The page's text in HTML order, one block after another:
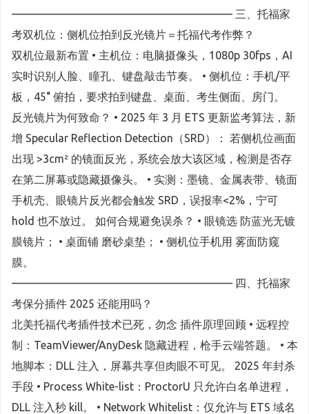
———————————————————— 三、托福家
考双机位：侧机位拍到反光镜片＝托福代考作弊？
双机位最新布置 • 主机位：电脑摄像头，1080p 30fps，AI
实时识别人脸、瞳孔、键盘敲击节奏。 • 侧机位：手机/平
板，45° 俯拍，要求拍到键盘、桌面、考生侧面、房门。
反光镜片为何致命？ • 2025 年 3 月 ETS 更新监考算法，新
增 Specular Reflection Detection（SRD）： 若侧机位画面
出现 >3cm² 的镜面反光，系统会放大该区域，检测是否存
在第二屏幕或隐藏摄像头。 • 实测：墨镜、金属表带、镜面
手机壳、眼镜片反光都会触发 SRD，误报率<2%，宁可
hold 也不放过。 如何合规避免误杀？ • 眼镜选 防蓝光无镀
膜镜片； • 桌面铺 磨砂桌垫； • 侧机位手机用 雾面防窥
膜。
———————————————————— 四、托福家
考保分插件 2025 还能用吗？
北美托福代考插件技术已死，勿念 插件原理回顾 • 远程控
制：TeamViewer/AnyDesk 隐藏进程，枪手云端答题。 • 本
地脚本：DLL 注入，屏幕共享但肉眼不可见。 2025 年封杀
手段 • Process White-list：ProctorU 只允许白名单进程，
DLL 注入秒 kill。 • Network Whitelist：仅允许与 ETS 域名